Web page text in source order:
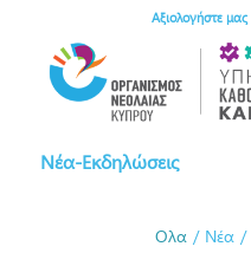
Αξιολογήστε μας
Νέα-Εκδηλώσεις
Ολα / Νέα /